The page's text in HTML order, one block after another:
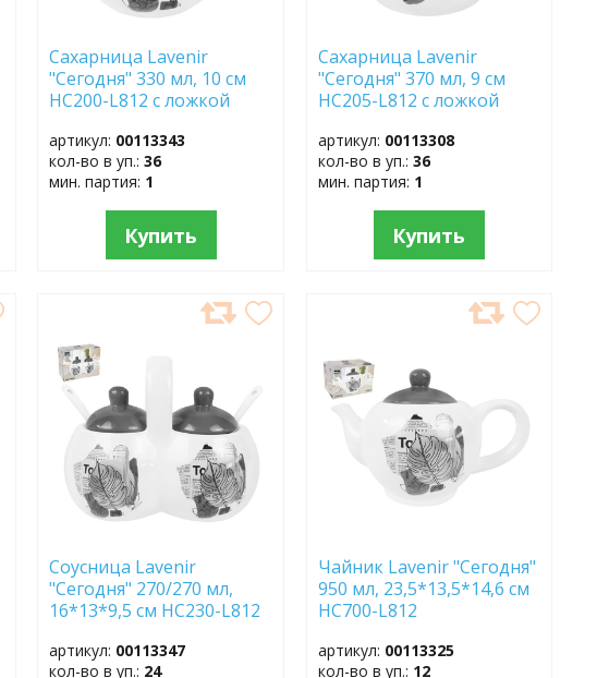
Сахарница Lavenir
"Сегодня" 330 мл, 10 см
HC200-L812 с ложкой
артикул: 00113343
кол-во в уп.:36
мин. партия: 1
Купить
Сахарница Lavenir
"Сегодня" 370 мл, 9 см
HC205-L812 с ложкой
артикул: 00113308
кол-во в уп.: 36
мин. партия: 1
Купить
В
ИЗБРАННОЕ
Соусница Lavenir
"Сегодня" 270/270 мл,
16*13*9,5 см HC230-L812
артикул: 00113347
кол-во в уп.: 24
ИЗБРАННОЕ
Чайник Lavenir "Сегодня"
950 мл, 23,5*13,5*14,6 см
HC700-L812
артикул: 00113325
кол-во в уп.: 12